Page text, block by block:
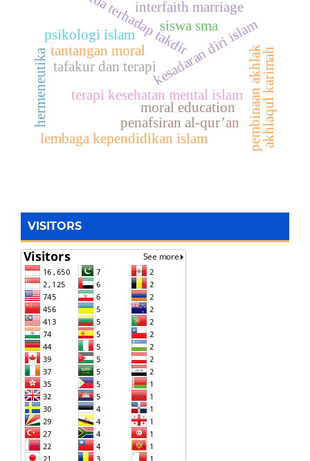
moral education
kesadaran diri islam
tantangan moral
terapi kesehatan mental islam
tafakur dan terapi
rida terhadap takdir
psikologi islam
interfaith marriage
pembinaan akhlakakhlaqul karimah
penafsiran al-qur’an
hermeneutika
lembaga kependidikan islam
siswa sma
VISITORS